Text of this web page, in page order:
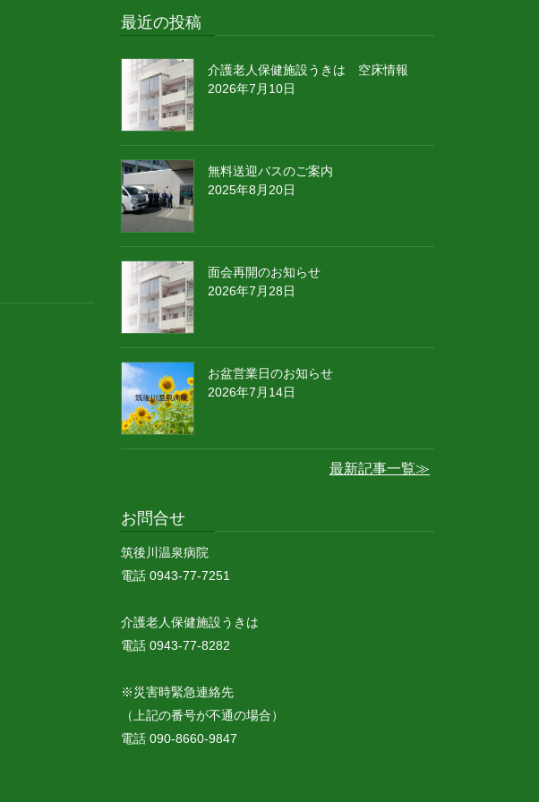
最近の投稿
介護老人保健施設うきは 空床情報
2026年7月10日
無料送迎バスのご案内
2025年8月20日
面会再開のお知らせ
2026年7月28日
お盆営業日のお知らせ
2026年7月14日
最新記事一覧≫
お問合せ
筑後川温泉病院
電話 0943-77-7251
介護老人保健施設うきは
電話 0943-77-8282
※災害時緊急連絡先
（上記の番号が不通の場合）
電話 090-8660-9847